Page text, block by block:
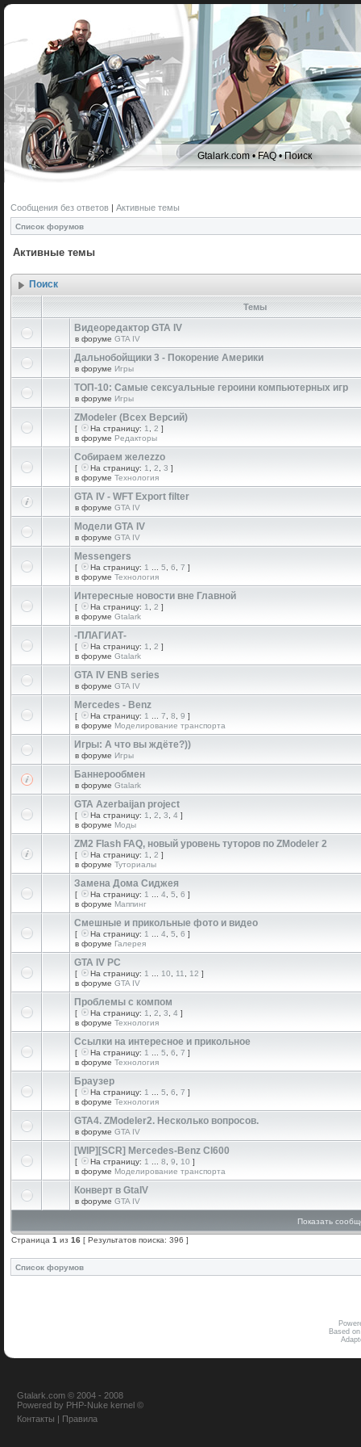
Gtalark.com •FAQ•Поиск
Сообщения без ответов | Активные темы
Список форумов
Активные темы
Поиск
Темы
Видеоредактор GTA IV
в форуме GTA IV
Дальнобойщики 3 - Покорение Америки
в форуме Игры
ТОП-10: Самые сексуальные героини компьютерных игр
в форуме Игры
ZModeler (Всех Версий)
[ На страницу: 1 2 ]
в форуме Редакторы
Собираем желеzzо
[ На страницу: 1 2 3 ]
в форуме Технология
GTA IV - WFT Export filter
в форуме GTA IV
Модели GTA IV
в форуме GTA IV
Messengers
[ На страницу: 1 5 6 7 ]
в форуме Технология
Интересные новости вне Главной
[ На страницу: 1 2 ]
в форуме Gtalark
-ПЛАГИАТ-
[ На страницу: 1 2 ]
в форуме Gtalark
GTA IV ENB series
в форуме GTA IV
Mercedes - Benz
[ На страницу: 1 7 8 9 ]
в форуме Моделирование транспорта
Игры: А что вы ждёте?))
в форуме Игры
Баннерообмен
в форуме Gtalark
GTA Azerbaijan project
[ На страницу: 1 2 3 4 ]
в форуме Моды
ZM2 Flash FAQ, новый уровень туторов по ZModeler 2
[ На страницу: 1 2 ]
в форуме Туториалы
Замена Дома Сиджея
[ На страницу: 1 4 5 6 ]
в форуме Маппинг
Смешные и прикольные фото и видео
[ На страницу: 1 4 5 6 ]
в форуме Галерея
GTA IV PC
[ На страницу: 1 10 11 12 ]
в форуме GTA IV
Проблемы с компом
[ На страницу: 1 2 3 4 ]
в форуме Технология
Ссылки на интересное и прикольное
[ На страницу: 1 5 6 7 ]
в форуме Технология
Браузер
[ На страницу: 1 5 6 7 ]
в форуме Технология
GTA4. ZModeler2. Несколько вопросов.
в форуме GTA IV
[WIP][SCR] Mercedes-Benz Cl600
[ На страницу: 1 8 9 10 ]
в форуме Моделирование транспорта
Конверт в GtaIV
в форуме GTA IV
Показать
Страница 1 из 16 [ Результатов поиска: 396 ]
Список форумов
Based
Gtalark.com © 2004 - 2008
Powered by PHP-Nuke kernel ©
Контакты | Правила